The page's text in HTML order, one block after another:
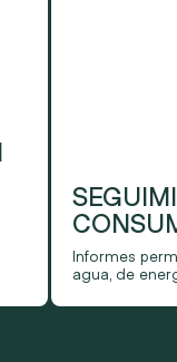
Informes
agua, de